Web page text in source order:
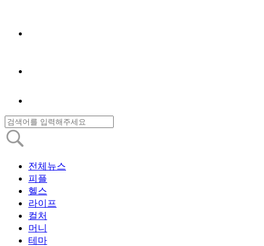
전체뉴스
피플
헬스
라이프
컬처
머니
테마